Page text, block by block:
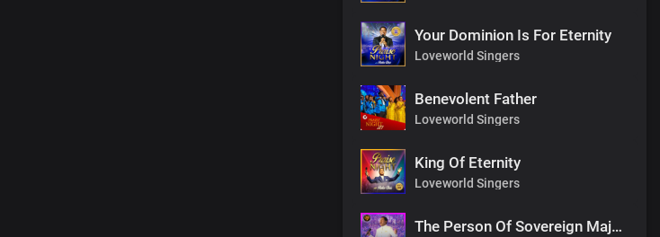
Your Dominion Is For Eternity
Loveworld Singers
Benevolent Father
Loveworld Singers
King Of Eternity
Loveworld Singers
The Person Of Sovereign Majesty